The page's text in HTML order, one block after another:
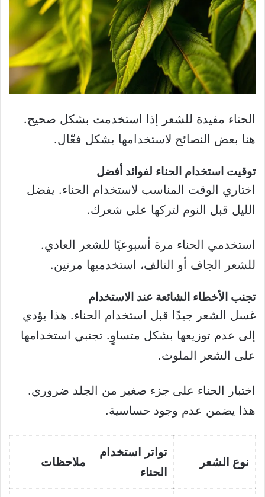
الحناء مفيدة للشعر إذا استخدمت بشكل صحيح.
هنا بعض النصائح لاستخدامها بشكل فعّال.
توقيت استخدام الحناء لفوائد أفضل
اختاري الوقت المناسب لاستخدام الحناء. يفضل
الليل قبل النوم لتركها على شعرك.
استخدمي الحناء مرة أسبوعيًا للشعر العادي.
للشعر الجاف أو التالف، استخدميها مرتين.
تجنب الأخطاء الشائعة عند الاستخدام
غسل الشعر جيدًا قبل استخدام الحناء. هذا يؤدي
إلى عدم توزيعها بشكل متساوٍ. تجنبي استخدامها
على الشعر الملوث.
اختبار الحناء على جزء صغير من الجلد ضروري.
هذا يضمن عدم وجود حساسية.
نوع الشعر
تواتر استخدام
الحناء
ملاحظات